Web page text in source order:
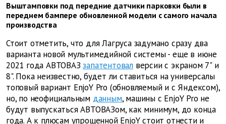
Выштамповки под передние датчики парковки были в
переднем бампере обновленной модели с самого начала
производства
Стоит отметить, что для Лагруса задумано сразу два
варианта новой мультимедийной системы - еще в июне
2021 года АВТОВАЗ запатентовал версии с экраном 7" и
8". Пока неизвестно, будет ли ставиться на универсалы
топовый вариант EnjoY Pro (обновляемый и с Яндексом),
но, по неофициальным данным, машины с EnjoY Pro не
будут выпускаться АВТОВАЗом, как минимум, до конца
года. А к плюсам упрощенной EnjoY стоит отнести и